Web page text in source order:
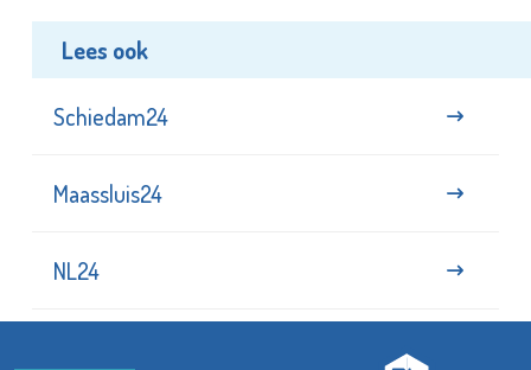
Lees ook
Schiedam24
Maassluis24
NL24